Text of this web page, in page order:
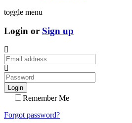
toggle menu
Login or Sign up
Login
Remember Me
Forgot password?